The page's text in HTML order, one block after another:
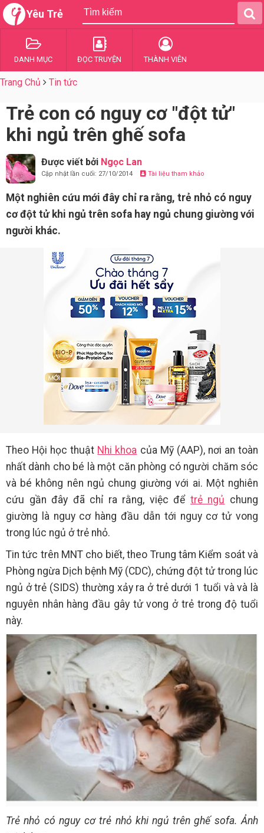
Yêu Trẻ
DANH MỤC ĐỌC TRUYỆN THÀNH VIÊN
Trang Chủ Tin tức
Trẻ con có nguy cơ "đột tử"
khi ngủ trên ghế sofa
Được viết bởi Ngọc Lan
Cập nhật lần cuối: 27/10/2014 Tài liệu tham khảo
Một nghiên cứu mới đây chỉ ra rằng, trẻ nhỏ có nguy
cơ đột tử khi ngủ trên sofa hay ngủ chung giường với
người khác.
Theo Hội học thuật Nhi khoa của Mỹ (AAP), nơi an toàn
nhất dành cho bé là một căn phòng có người chăm sóc
và bé không nên ngủ chung giường với ai. Một nghiên
cứu gần đây đã chỉ ra rằng, việc để trẻ ngủ chung
giường là nguy cơ hàng đầu dẫn tới nguy cơ tử vong
trong lúc ngủ ở trẻ nhỏ.
Tin tức trên MNT cho biết, theo Trung tâm Kiểm soát và
Phòng ngừa Dịch bệnh Mỹ (CDC), chứng đột tử trong lúc
ngủ ở trẻ (SIDS) thường xảy ra ở trẻ dưới 1 tuổi và và là
nguyên nhân hàng đầu gây tử vong ở trẻ trong độ tuổi
này.
Trẻ nhỏ có nguy cơ trẻ nhỏ khi ngủ trên ghế sofa. Ảnh